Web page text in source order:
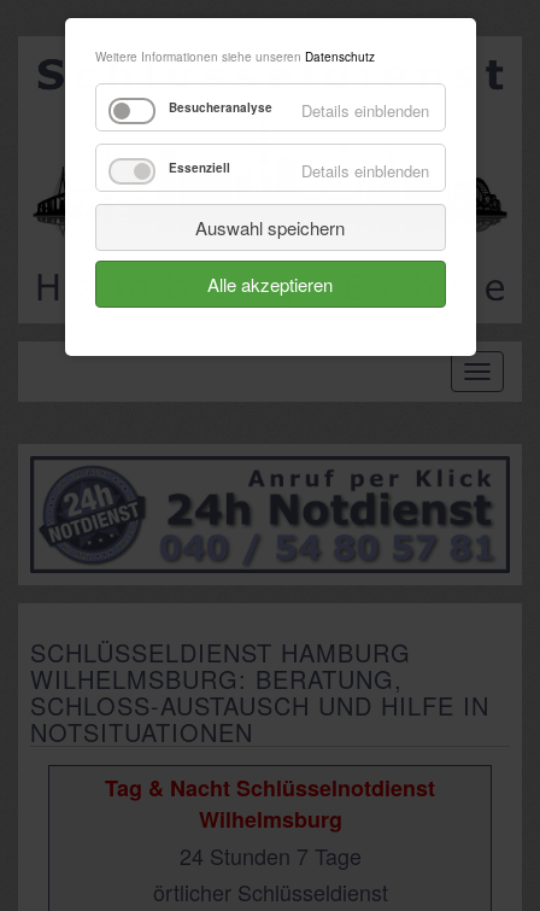
Toggle
SCHLÜSSELDIENST HAMBURG
WILHELMSBURG: BERATUNG,
SCHLOSS-AUSTAUSCH UND HILFE IN
NOTSITUATIONEN
Tag & Nacht Schlüsselnotdienst
Wilhelmsburg
24 Stunden 7 Tage
örtlicher Schlüsseldienst
Weitere Informationen siehe unseren Datenschutz
Besucheranalyse Details einblenden
Essenziell Details einblenden
Auswahl speichern
Alle akzeptieren